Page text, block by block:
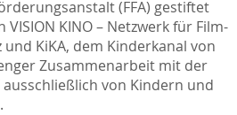
(FFA) gestiftet
KINO – Netzwerk für Film-
KiKA, dem Kinderkanal von
Zusammenarbeit mit der
ausschließlich von Kindern und